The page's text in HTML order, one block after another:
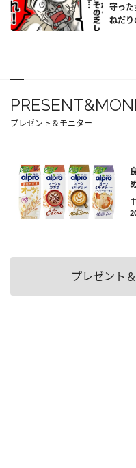
守っ
ねだり
プレゼント＆モニター
プレゼント